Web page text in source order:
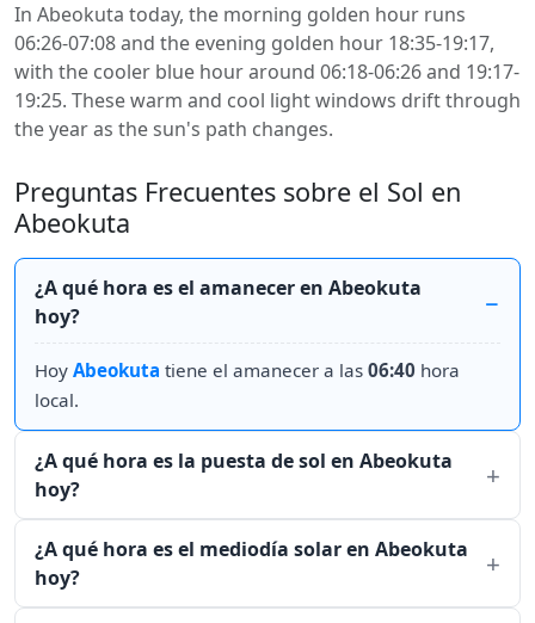
In Abeokuta today, the morning golden hour runs
06:26-07:08 and the evening golden hour 18:35-19:17,
with the cooler blue hour around 06:18-06:26 and 19:17-
19:25. These warm and cool light windows drift through
the year as the sun's path changes.
Preguntas Frecuentes sobre el Sol en
Abeokuta
¿A qué hora es el amanecer en Abeokuta
hoy?
Hoy Abeokuta tiene el amanecer a las 06:40 hora
local.
¿A qué hora es la puesta de sol en Abeokuta
hoy?
¿A qué hora es el mediodía solar en Abeokuta
hoy?